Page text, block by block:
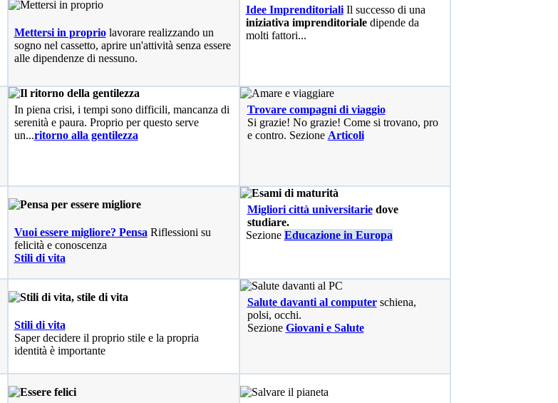
Mettersi in propriolavorare realizzando un
sogno nel cassetto, aprire un'attività senza essere
alle dipendenze di nessuno.
Idee ImprenditorialiIl successo di una
iniziativa imprenditorialedipende da
molti fattori...
In piena crisi, i tempi sono difficili, mancanza di
serenità e paura. Proprio per questo serve
un...ritorno alla gentilezza
Trovare compagni di viaggio
Si grazie! No grazie! Come si trovano, pro
e contro. Sezione Articoli
Vuoi essere migliore? Pensa Riflessioni su
felicità e conoscenza
Stili di vita
Migliori città universitariedove
studiare.
Sezione Educazione in Europa
Stili di vita
Saper decidere il proprio stile e la propria
identità è importante
Salute davanti al computerschiena,
polsi, occhi.
Sezione Giovani e Salute